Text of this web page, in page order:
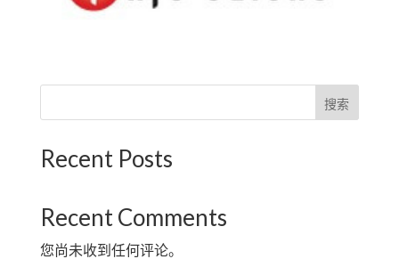
搜索
Recent Posts
Recent Comments
您尚未收到任何评论。